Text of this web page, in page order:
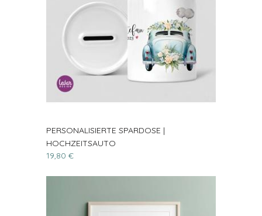
PERSONALISIERTE SPARDOSE |
HOCHZEITSAUTO
19,80 €